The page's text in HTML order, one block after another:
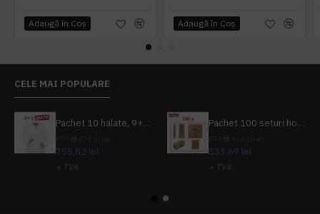
Adaugă în Coş Adaugă în Coş
CELE MAI POPULARE
Pachet 10 halate, 9+1 gratuit
755,82 lei
+ TVA
Pachet 100 seturi hoteliere, set dentar, set barbierit, casca de dus, pila unghii, set cusut
533,69 lei
+ TVA